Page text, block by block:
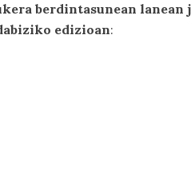
berdintasunean
edizioan: